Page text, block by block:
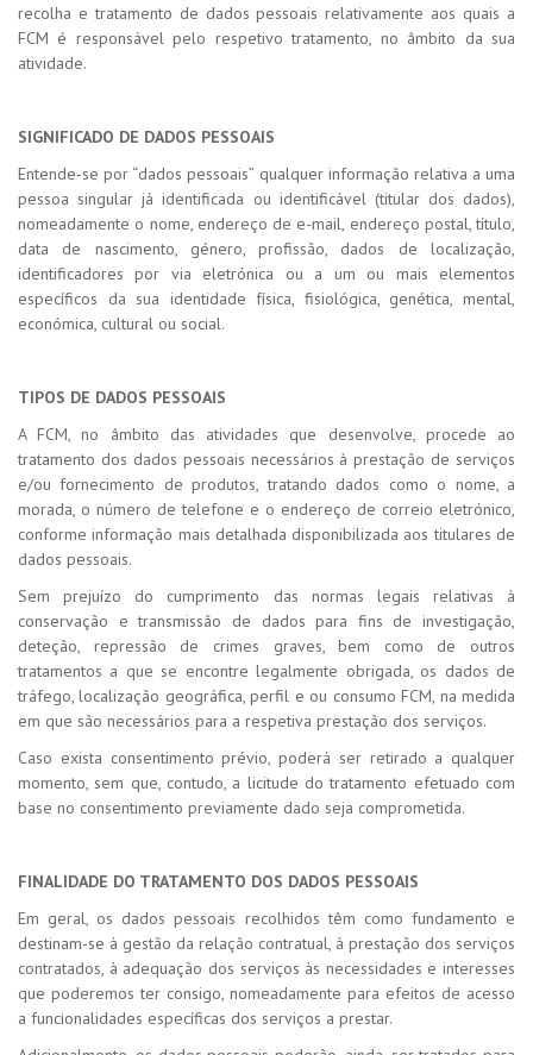
recolha e tratamento de dados pessoais relativamente aos quais a
FCM é responsável pelo respetivo tratamento, no âmbito da sua
atividade.
SIGNIFICADO DE DADOS PESSOAIS
Entende-se por “dados pessoais” qualquer informação relativa a uma
pessoa singular já identificada ou identificável (titular dos dados),
nomeadamente o nome, endereço de e-mail, endereço postal, título,
data de nascimento, género, profissão, dados de localização,
identificadores por via eletrónica ou a um ou mais elementos
específicos da sua identidade física, fisiológica, genética, mental,
económica, cultural ou social.
TIPOS DE DADOS PESSOAIS
A FCM, no âmbito das atividades que desenvolve, procede ao
tratamento dos dados pessoais necessários à prestação de serviços
e/ou fornecimento de produtos, tratando dados como o nome, a
morada, o número de telefone e o endereço de correio eletrónico,
conforme informação mais detalhada disponibilizada aos titulares de
dados pessoais.
Sem prejuízo do cumprimento das normas legais relativas à
conservação e transmissão de dados para fins de investigação,
deteção, repressão de crimes graves, bem como de outros
tratamentos a que se encontre legalmente obrigada, os dados de
tráfego, localização geográfica, perfil e ou consumo FCM, na medida
em que são necessários para a respetiva prestação dos serviços.
Caso exista consentimento prévio, poderá ser retirado a qualquer
momento, sem que, contudo, a licitude do tratamento efetuado com
base no consentimento previamente dado seja comprometida.
FINALIDADE DO TRATAMENTO DOS DADOS PESSOAIS
Em geral, os dados pessoais recolhidos têm como fundamento e
destinam-se à gestão da relação contratual, à prestação dos serviços
contratados, à adequação dos serviços às necessidades e interesses
que poderemos ter consigo, nomeadamente para efeitos de acesso
a funcionalidades específicas dos serviços a prestar.